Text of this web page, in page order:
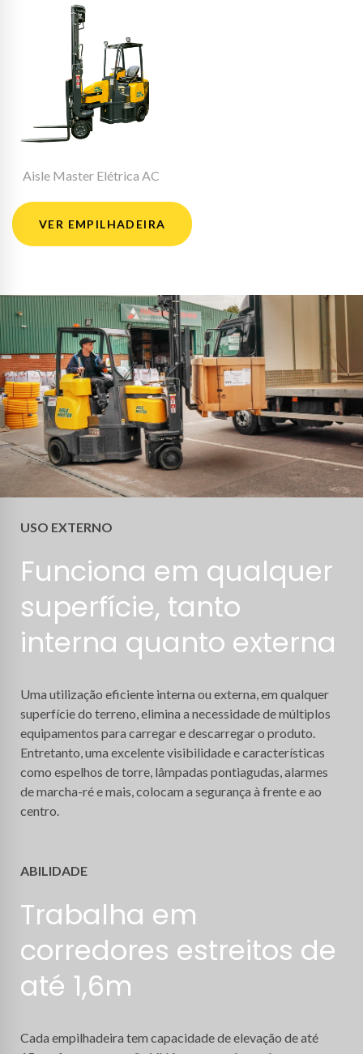
Aisle Master Elétrica AC
VER EMPILHADEIRA
USO EXTERNO
Funciona em qualquer
superfície, tanto
interna quanto externa
Uma utilização eficiente interna ou externa, em qualquer
superfície do terreno, elimina a necessidade de múltiplos
equipamentos para carregar e descarregar o produto.
Entretanto, uma excelente visibilidade e características
como espelhos de torre, lâmpadas pontiagudas, alarmes
de marcha-ré e mais, colocam a segurança à frente e ao
centro.
ABILIDADE
Trabalha em
corredores estreitos de
até 1,6m
Cada empilhadeira tem capacidade de elevação de até